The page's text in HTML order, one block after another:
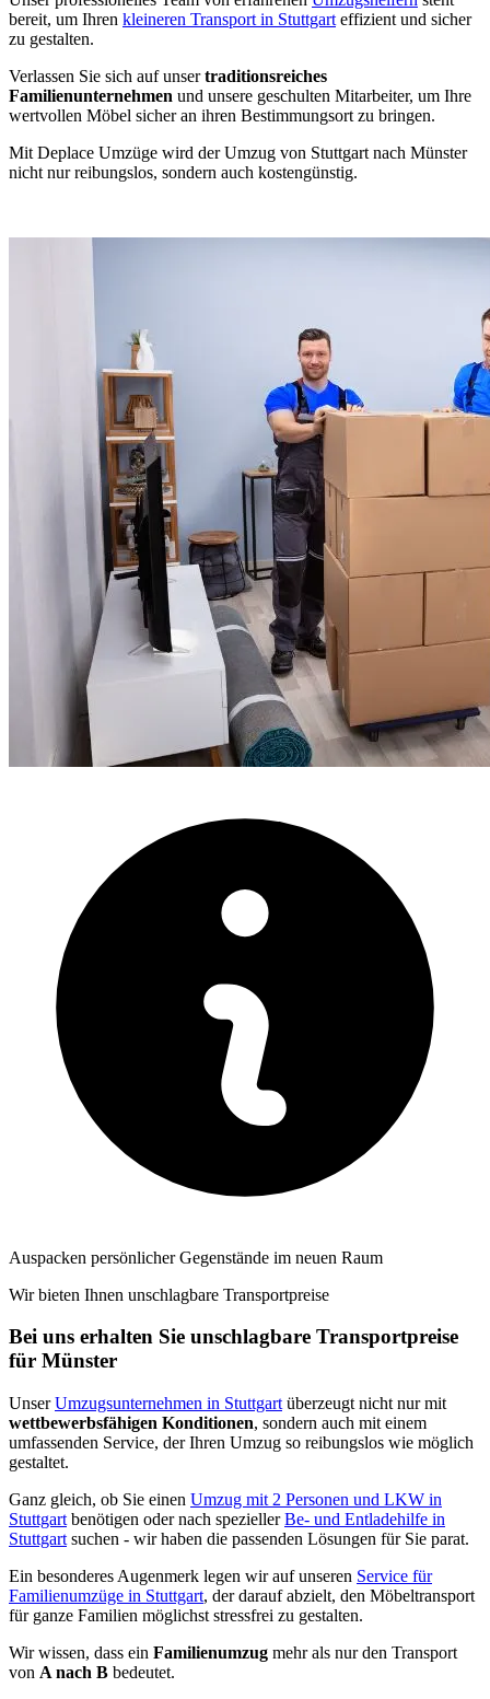
bereit, um Ihren kleineren Transport in Stuttgart effizient und sicher
zu gestalten.
Verlassen Sie sich auf unsertraditionsreiches
Familienunternehmen und unsere geschulten Mitarbeiter, um Ihre
wertvollen Möbel sicher an ihren Bestimmungsort zu bringen.
Mit Deplace Umzüge wird der Umzug von Stuttgart nach Münster
nicht nur reibungslos, sondern auch kostengünstig.
Auspacken persönlicher Gegenstände im neuen Raum
Wir bieten Ihnen unschlagbare Transportpreise
Bei uns erhalten Sie unschlagbare Transportpreise
für Münster
UnserUmzugsunternehmen in Stuttgart überzeugt nicht nur mit
wettbewerbsfähigen Konditionen, sondern auch mit einem
umfassenden Service, der Ihren Umzug so reibungslos wie möglich
gestaltet.
Ganz gleich, ob Sie einen Umzug mit 2 Personen und LKW in
Stuttgart benötigen oder nach speziellerBe- und Entladehilfe in
Stuttgart suchen - wir haben die passenden Lösungen für Sie parat.
Ein besonderes Augenmerk legen wir auf unseren Service für
Familienumzüge in Stuttgart, der darauf abzielt, den Möbeltransport
für ganze Familien möglichst stressfrei zu gestalten.
Wir wissen, dass ein Familienumzug mehr als nur den Transport
von A nach B bedeutet.